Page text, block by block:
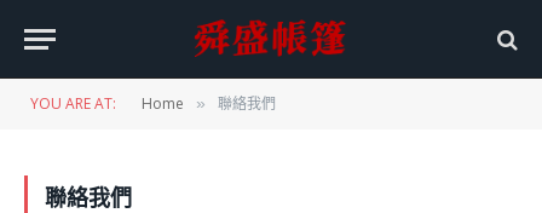
YOU ARE AT: Home » 聯絡我們
聯絡我們